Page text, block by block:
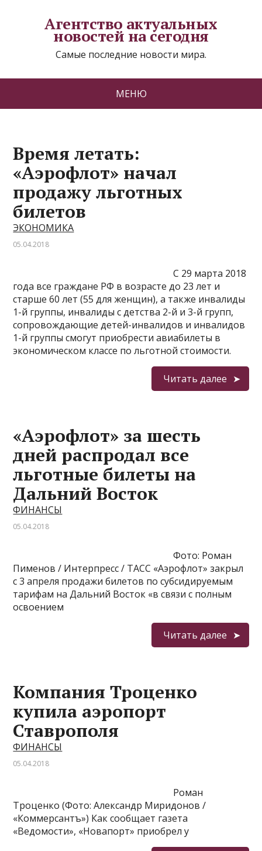
Агентство актуальных
новостей на сегодня
Самые последние новости мира.
МЕНЮ
Время летать:
«Аэрофлот» начал
продажу льготных
билетов
ЭКОНОМИКА
05.04.2018
С 29 марта 2018
года все граждане РФ в возрасте до 23 лет и
старше 60 лет (55 для женщин), а также инвалиды
1-й группы, инвалиды с детства 2-й и 3-й групп,
сопровождающие детей-инвалидов и инвалидов
1-й группы смогут приобрести авиабилеты в
экономическом классе по льготной стоимости.
Читать далее
«Аэрофлот» за шесть
дней распродал все
льготные билеты на
Дальний Восток
ФИНАНСЫ
05.04.2018
Фото: Роман
Пименов / Интерпресс / ТАСС «Аэрофлот» закрыл
с 3 апреля продажи билетов по субсидируемым
тарифам на Дальний Восток «в связи с полным
освоением
Читать далее
Компания Троценко
купила аэропорт
Ставрополя
ФИНАНСЫ
05.04.2018
Роман
Троценко (Фото: Александр Миридонов /
«Коммерсантъ») Как сообщает газета
«Ведомости», «Новапорт» приобрел у